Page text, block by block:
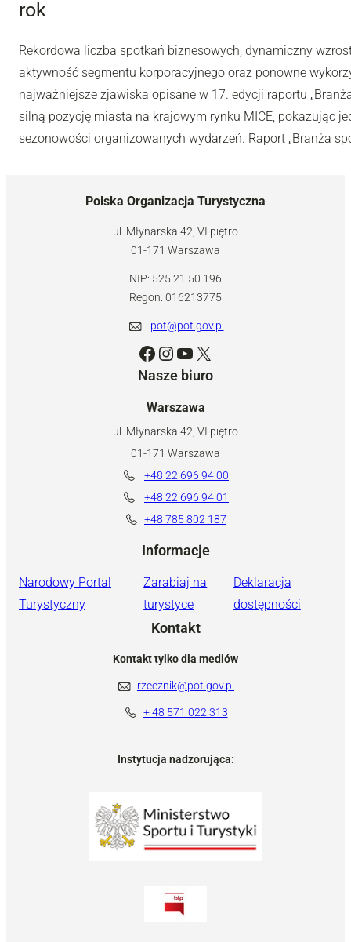
rok
Rekordowa liczba spotkań biznesowych, dynamiczny
aktywność segmentu korporacyjnego oraz ponowne
najważniejsze zjawiska opisane w 17. edycji raportu
silną pozycję miasta na krajowym rynku MICE, pokazując
sezonowości organizowanych wydarzeń. Raport „Branża
Polska Organizacja Turystyczna
ul. Młynarska 42, VI piętro
01-171 Warszawa
NIP: 525 21 50 196
Regon: 016213775
pot@pot.gov.pl
Facebook Instagram YouTube X
Nasze biuro
Warszawa
ul. Młynarska 42, VI piętro
01-171 Warszawa
+48 22 696 94 00
+48 22 696 94 01
+48 785 802 187
Informacje
Narodowy Portal
Turystyczny
Zarabiaj na
turystyce
Deklaracja
dostępności
Kontakt
Kontakt tylko dla mediów
rzecznik@pot.gov.pl
+ 48 571 022 313
Instytucja nadzorująca: